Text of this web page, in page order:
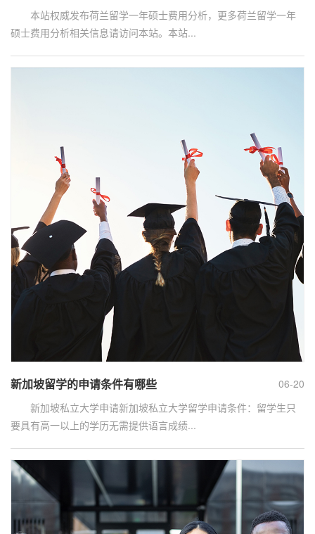
本站权威发布荷兰留学一年硕士费用分析，更多荷兰留学一年
硕士费用分析相关信息请访问本站。本站...
06-20
新加坡留学的申请条件有哪些
新加坡私立大学申请新加坡私立大学留学申请条件：留学生只
要具有高一以上的学历无需提供语言成绩...